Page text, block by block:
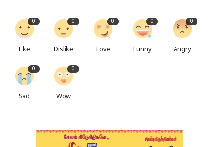
0
Like
0
Dislike
0
Love
0
Funny
0
Angry
0
Sad
0
Wow